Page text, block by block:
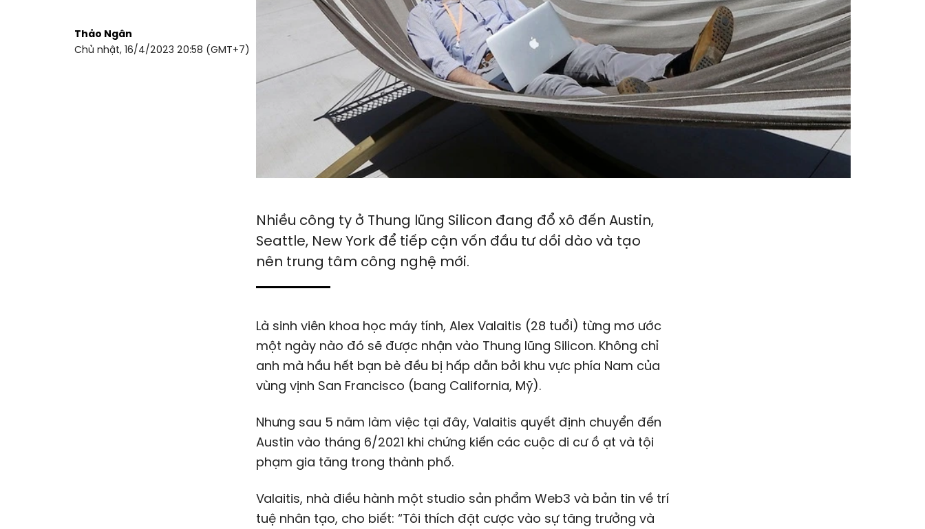
Thảo Ngân
Chủ nhật, 16/4/2023 20:58 (GMT+7)
Nhiều công ty ở Thung lũng Silicon đang đổ xô đến Austin,
Seattle, New York để tiếp cận vốn đầu tư dồi dào và tạo
nên trung tâm công nghệ mới.
Là sinh viên khoa học máy tính, Alex Valaitis (28 tuổi) từng mơ ước
một ngày nào đó sẽ được nhận vào Thung lũng Silicon. Không chỉ
anh mà hầu hết bạn bè đều bị hấp dẫn bởi khu vực phía Nam của
vùng vịnh San Francisco (bang California, Mỹ).
Nhưng sau 5 năm làm việc tại đây, Valaitis quyết định chuyển đến
Austin vào tháng 6/2021 khi chứng kiến các cuộc di cư ồ ạt và tội
phạm gia tăng trong thành phố.
Valaitis, nhà điều hành một studio sản phẩm Web3 và bản tin về trí
tuệ nhân tạo, cho biết: “Tôi thích đặt cược vào sự tăng trưởng và